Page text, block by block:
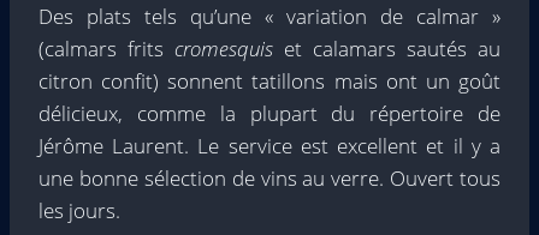
Des plats tels qu’une « variation de calmar »
(calmars frits cromesquis et calamars sautés au
citron confit) sonnent tatillons mais ont un goût
délicieux, comme la plupart du répertoire de
Jérôme Laurent. Le service est excellent et il y a
une bonne sélection de vins au verre. Ouvert tous
les jours.